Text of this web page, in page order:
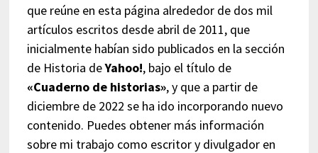
que reúne en esta página alrededor de dos mil
artículos escritos desde abril de 2011, que
inicialmente habían sido publicados en la sección
de Historia deYahoo!, bajo el título de
«Cuaderno de historias», y que a partir de
diciembre de 2022 se ha ido incorporando nuevo
contenido. Puedes obtener más información
sobre mi trabajo como escritor y divulgador en